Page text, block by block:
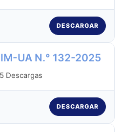
DESCARGAR
UA N.° 132-2025
Descargas
DESCARGAR